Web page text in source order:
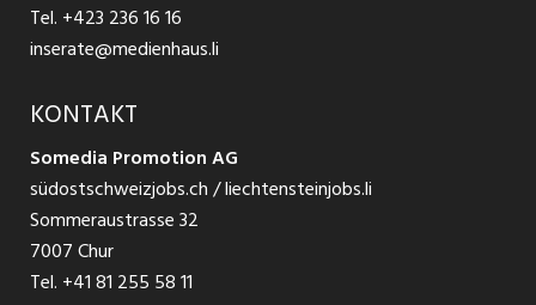
Temporär Jobs
Teilzeit Jobs
Praktikum
Impressum
Tel. +423 236 16 16
inserate@medienhaus.li
KONTAKT
Somedia Promotion AG
südostschweizjobs.ch / liechtensteinjobs.li
Sommeraustrasse 32
7007 Chur
Tel. +41 81 255 58 11